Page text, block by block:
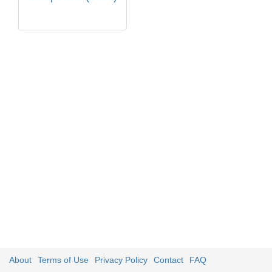
About Terms of Use Privacy Policy Contact FAQ